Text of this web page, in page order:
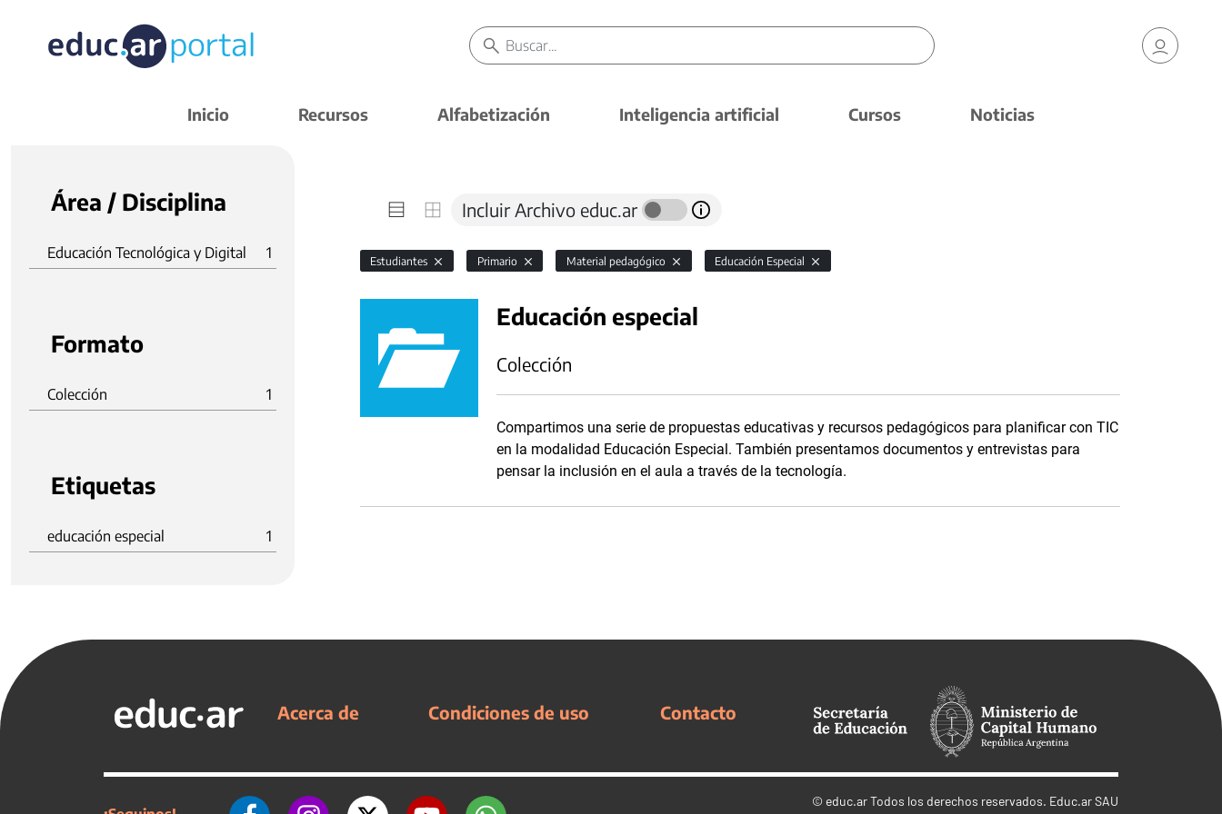
Inicio Recursos Alfabetización Inteligencia artificial Cursos Noticias
Área / Disciplina
Educación Tecnológica y Digital 1
Formato
Colección 1
Etiquetas
educación especial 1
Incluir Archivo educ.ar
Estudiantes Primario Material pedagógico Educación Especial
Educación especial
Colección
Compartimos una serie de propuestas educativas y recursos pedagógicos para planificar con TIC
en la modalidad Educación Especial. También presentamos documentos y entrevistas para
pensar la inclusión en el aula a través de la tecnología.
Acerca de Condiciones de uso Contacto
© educ.arTodos los derechos reservados. Educ.ar SAU